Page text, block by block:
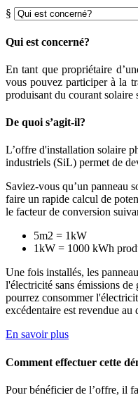
§
Qui est concerné?
En tant que propriétaire
vous pouvez participer à la
produisant du courant solaire
De quoi s’agit-il?
L’offre d'installation solaire
industriels (SiL) permet de
Saviez-vous qu’un panneau
faire un rapide calcul de
le facteur de conversion
5m2 = 1kW
1kW = 1000 kWh
Une fois installés, les
l'électricité sans émissions
pourrez consommer
excédentaire est revendue
En savoir plus
Comment effectuer cette
Pour bénéficier de l’offre, il